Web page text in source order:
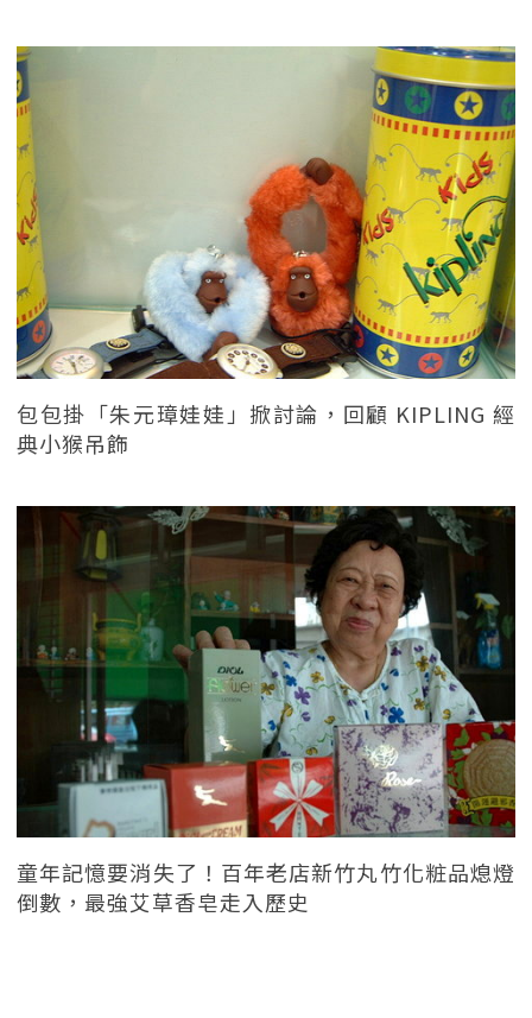
包包掛「朱元璋娃娃」掀討論，回顧 KIPLING 經
典小猴吊飾
童年記憶要消失了！百年老店新竹丸竹化粧品熄燈
倒數，最強艾草香皂走入歷史